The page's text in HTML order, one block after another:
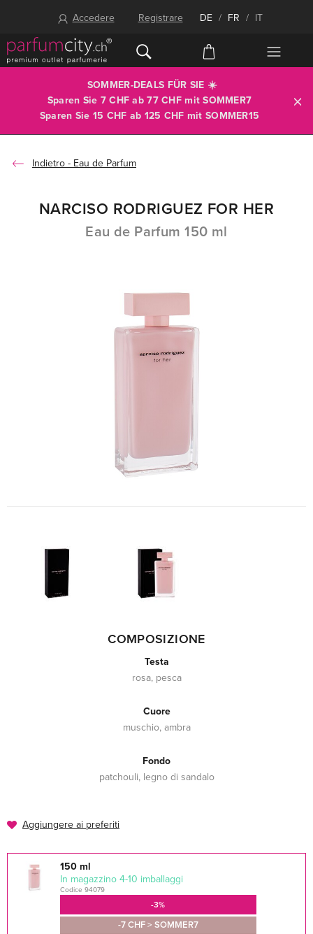
Accedere Registrare DE / FR / IT
SOMMER-DEALS FÜR SIE ☀️
Sparen Sie 7 CHF ab 77 CHF mitSOMMER7
Sparen Sie 15 CHF ab 125 CHF mit SOMMER15
Eau de Parfum
NARCISO RODRIGUEZ FOR HER
Eau de Parfum 150 ml
COMPOSIZIONE
Testa
rosa, pesca
Cuore
muschio, ambra
Fondo
patchouli, legno di sandalo
Aggiungere ai preferiti
150 ml
In magazzino 4-10 imballaggi
Codice 94079
-7 CHF > SOMMER7
-3%